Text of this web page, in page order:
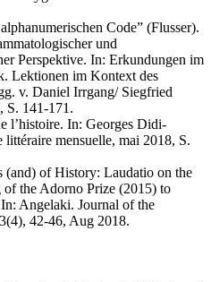
Code” (Flusser).
und
Perspektive. In: Erkundungen im
Lektionen im Kontext des
v. Daniel Irrgang/ Siegfried
S. 141-171.
l’histoire. In: Georges Didi-
mensuelle, mai 2018, S.
(and) of History: Laudatio on the
the Adorno Prize (2015) to
Angelaki. Journal of the
42-46, Aug 2018.